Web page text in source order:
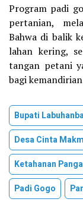
Program padi
pertanian,
Bahwa di balik
lahan kering,
tangan petani
bagi
Bupati
Desa Cinta
Ketahanan
Padi Gogo